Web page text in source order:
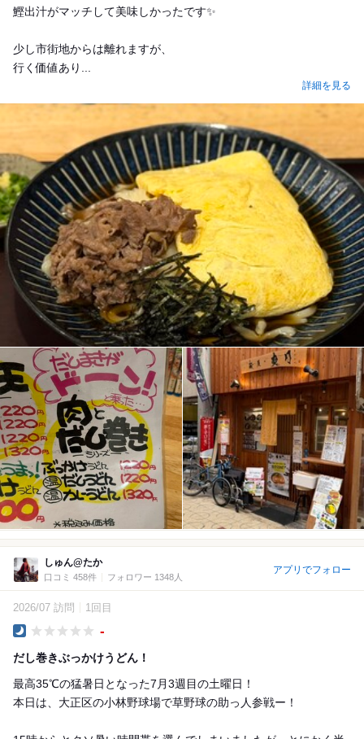
鰹出汁がマッチして美味しかったです✨
少し市街地からは離れますが、
行く価値あり...
詳細を見る
しゅん@たか
口コミ 458件 フォロワー 1348人
アプリでフォロー
2026/07 訪問 1回目
-
だし巻きぶっかけうどん！
最高35℃の猛暑日となった7月3週目の土曜日！
本日は、大正区の小林野球場で草野球の助っ人参戦ー！